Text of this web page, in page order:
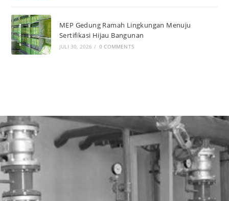
MEP Gedung Ramah Lingkungan Menuju
Sertifikasi Hijau Bangunan
JULI 30, 2026 / 0 COMMENTS